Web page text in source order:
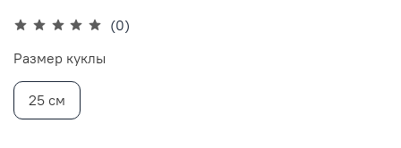
(0)
Размер куклы
25 см